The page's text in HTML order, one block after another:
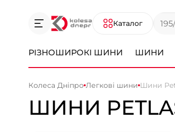
Каталог
РІЗНОШИРОКІ ШИНИ ШИНИ
Колеса Дніпро Легкові шини Шини
ШИНИ